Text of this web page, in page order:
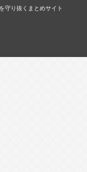
守り抜くまとめサイト